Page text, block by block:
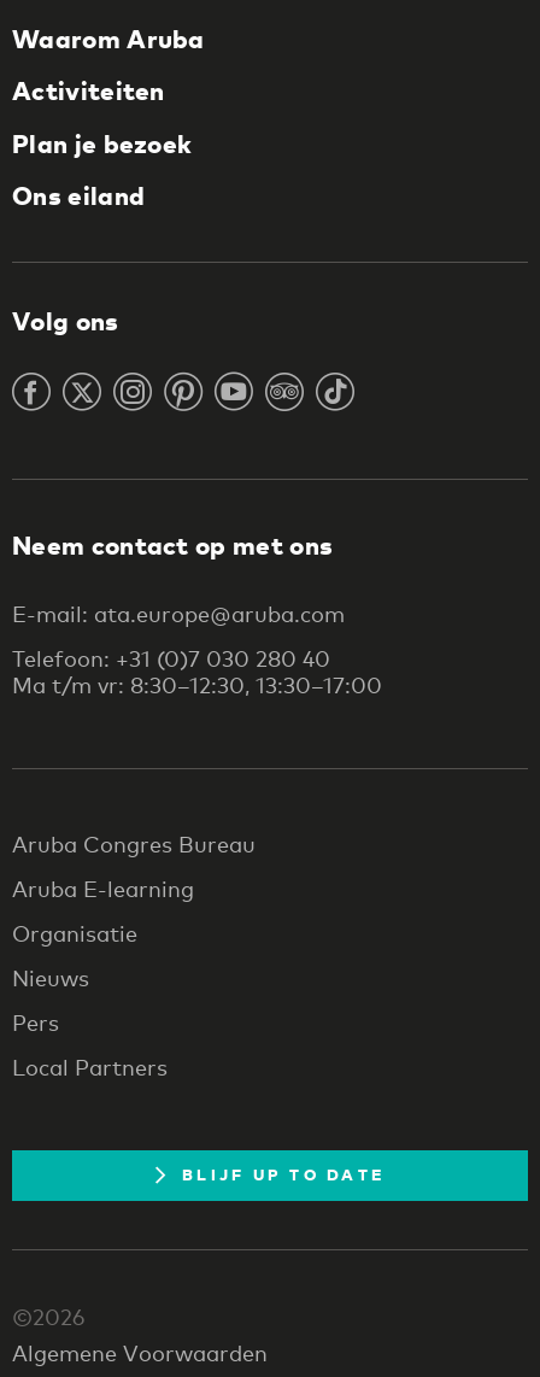
Waarom Aruba
Activiteiten
Plan je bezoek
Ons eiland
Volg ons
Neem contact op met ons
E-mail: ata.europe@aruba.com
Telefoon: +31 (0)7 030 280 40
Ma t/m vr: 8:30–12:30, 13:30–17:00
Aruba Congres Bureau
Aruba E-learning
Organisatie
Nieuws
Pers
Local Partners
BLIJF UP TO DATE
©2026
Algemene Voorwaarden